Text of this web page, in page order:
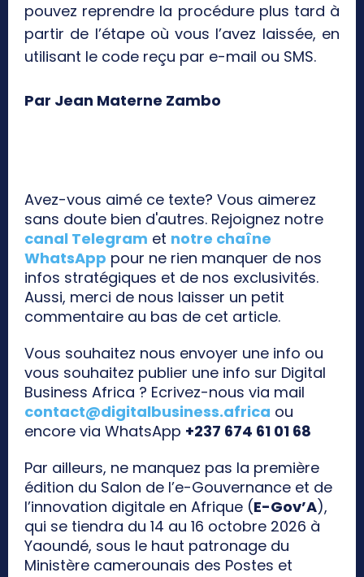
pouvez reprendre la procédure plus tard à
partir de l’étape où vous l’avez laissée, en
utilisant le code reçu par e-mail ou SMS.
Par Jean Materne Zambo
Avez-vous aimé ce texte? Vous aimerez
sans doute bien d'autres. Rejoignez notre
canal Telegram et notre chaîne
WhatsApp pour ne rien manquer de nos
infos stratégiques et de nos exclusivités.
Aussi, merci de nous laisser un petit
commentaire au bas de cet article.
Vous souhaitez nous envoyer une info ou
vous souhaitez publier une info sur Digital
Business Africa ? Ecrivez-nous via mail
contact@digitalbusiness.africa ou
encore via WhatsApp +237 674 61 01 68
Par ailleurs, ne manquez pas la première
édition du Salon de l’e-Gouvernance et de
l’innovation digitale en Afrique (E-Gov’A),
qui se tiendra du 14 au 16 octobre 2026 à
Yaoundé, sous le haut patronage du
Ministère camerounais des Postes et